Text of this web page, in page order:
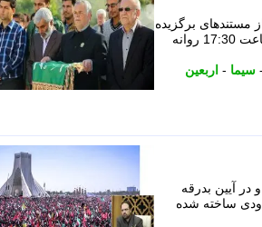
مستندهای برگزیده
تولید مراکز استان های صدا و سیما را از سوم تا پانزدهم مرداد، هر روز ساعت 17:30 روانه
- سیما - اربعین
آیین بدرقه
ساخته شده